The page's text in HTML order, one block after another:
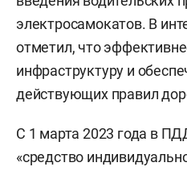
электросамокатов. В
отметил, что
инфраструктуру и
действующих правил
С 1 марта 2023 года в
«средство